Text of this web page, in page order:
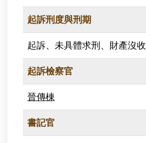
起訴刑度與刑期
起訴、未具體求刑、財產沒收
起訴檢察官
晉傳棟
書記官